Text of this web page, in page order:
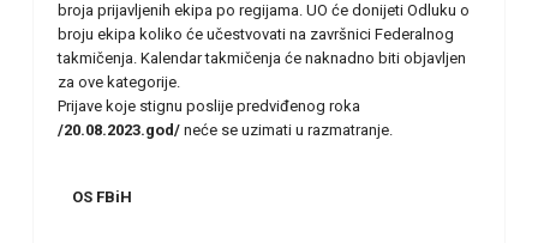
broja prijavljenih ekipa po regijama. UO će donijeti Odluku o
broju ekipa koliko će učestvovati na završnici Federalnog
takmičenja. Kalendar takmičenja će naknadno biti objavljen
za ove kategorije.
Prijave koje stignu poslije predviđenog roka
/20.08.2023.god/ neće se uzimati u razmatranje.
OS FBiH